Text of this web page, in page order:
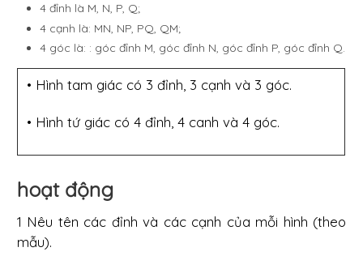
4 đỉnh là M, N, P, Q;
4 cạnh là: MN, NP, PQ, QM;
4 góc là: : góc đỉnh M, góc đỉnh N, góc đỉnh P, góc đỉnh Q.
• Hình tam giác có 3 đỉnh, 3 cạnh và 3 góc.
• Hình tứ giác có 4 đỉnh, 4 canh và 4 góc.
hoạt động
1 Nêu tên các đỉnh và các cạnh của mỗi hình (theo
mẫu).